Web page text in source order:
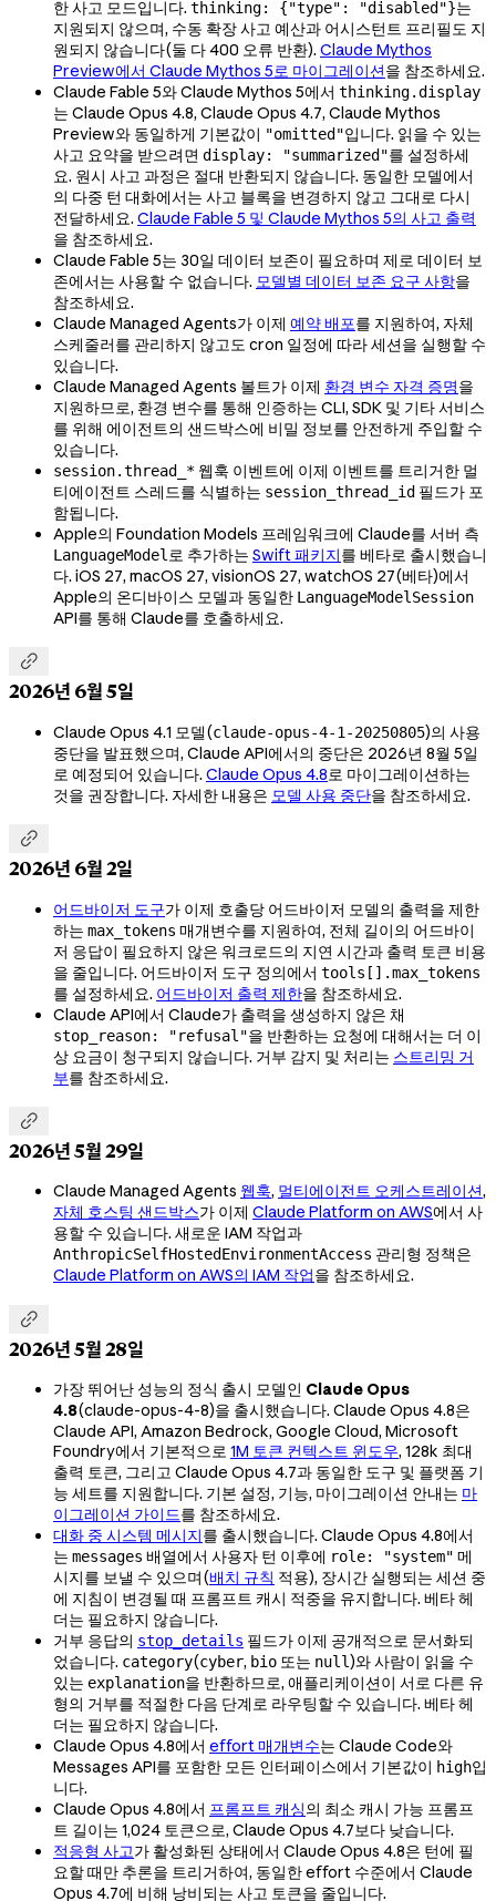
한 사고 모드입니다. thinking: {"type": "disabled"}는
지원되지 않으며, 수동 확장 사고 예산과 어시스턴트 프리필도 지
원되지 않습니다(둘 다 400 오류 반환). Claude Mythos
Preview에서 Claude Mythos 5로 마이그레이션을 참조하세요.
Claude Fable 5와 Claude Mythos 5에서 thinking.display
는 Claude Opus 4.8, Claude Opus 4.7, Claude Mythos
Preview와 동일하게 기본값이 "omitted"입니다. 읽을 수 있는
사고 요약을 받으려면 display: "summarized"를 설정하세
요. 원시 사고 과정은 절대 반환되지 않습니다. 동일한 모델에서
의 다중 턴 대화에서는 사고 블록을 변경하지 않고 그대로 다시
전달하세요. Claude Fable 5 및 Claude Mythos 5의 사고 출력
을 참조하세요.
Claude Fable 5는 30일 데이터 보존이 필요하며 제로 데이터 보
존에서는 사용할 수 없습니다. 모델별 데이터 보존 요구 사항을
참조하세요.
Claude Managed Agents가 이제 예약 배포를 지원하여, 자체
스케줄러를 관리하지 않고도 cron 일정에 따라 세션을 실행할 수
있습니다.
Claude Managed Agents 볼트가 이제 환경 변수 자격 증명을
지원하므로, 환경 변수를 통해 인증하는 CLI, SDK 및 기타 서비스
를 위해 에이전트의 샌드박스에 비밀 정보를 안전하게 주입할 수
있습니다.
session.thread_* 웹훅 이벤트에 이제 이벤트를 트리거한 멀
티에이전트 스레드를 식별하는 session_thread_id 필드가 포
함됩니다.
Apple의 Foundation Models 프레임워크에 Claude를 서버 측
LanguageModel 로 추가하는 Swift 패키지를 베타로 출시했습니
다. iOS 27, macOS 27, visionOS 27, watchOS 27(베타)에서
Apple의 온디바이스 모델과 동일한 LanguageModelSession
API를 통해 Claude를 호출하세요.

2026년 6월 5일
Claude Opus 4.1 모델(claude-opus-4-1-20250805)의 사용
중단을 발표했으며, Claude API에서의 중단은 2026년 8월 5일
로 예정되어 있습니다. Claude Opus 4.8로 마이그레이션하는
것을 권장합니다. 자세한 내용은 모델 사용 중단을 참조하세요.

2026년 6월 2일
어드바이저 도구가 이제 호출당 어드바이저 모델의 출력을 제한
하는 max_tokens 매개변수를 지원하여, 전체 길이의 어드바이
저 응답이 필요하지 않은 워크로드의 지연 시간과 출력 토큰 비용
을 줄입니다. 어드바이저 도구 정의에서 tools[].max_tokens
를 설정하세요. 어드바이저 출력 제한을 참조하세요.
Claude API에서 Claude가 출력을 생성하지 않은 채
stop_reason: "refusal"을 반환하는 요청에 대해서는 더 이
상 요금이 청구되지 않습니다. 거부 감지 및 처리는 스트리밍 거
부를 참조하세요.

2026년 5월 29일
Claude Managed Agents 웹훅, 멀티에이전트 오케스트레이션,
자체 호스팅 샌드박스가 이제 Claude Platform on AWS에서 사
용할 수 있습니다. 새로운 IAM 작업과
AnthropicSelfHostedEnvironmentAccess 관리형 정책은
Claude Platform on AWS의 IAM 작업을 참조하세요.

2026년 5월 28일
가장 뛰어난 성능의 정식 출시 모델인 Claude Opus
4.8(claude-opus-4-8)을 출시했습니다. Claude Opus 4.8은
Claude API, Amazon Bedrock, Google Cloud, Microsoft
Foundry에서 기본적으로 1M 토큰 컨텍스트 윈도우, 128k 최대
출력 토큰, 그리고 Claude Opus 4.7과 동일한 도구 및 플랫폼 기
능 세트를 지원합니다. 기본 설정, 기능, 마이그레이션 안내는 마
이그레이션 가이드를 참조하세요.
대화 중 시스템 메시지를 출시했습니다. Claude Opus 4.8에서
는 messages 배열에서 사용자 턴 이후에 role: "system" 메
시지를 보낼 수 있으며(배치 규칙 적용), 장시간 실행되는 세션 중
에 지침이 변경될 때 프롬프트 캐시 적중을 유지합니다. 베타 헤
더는 필요하지 않습니다.
거부 응답의 stop_details 필드가 이제 공개적으로 문서화되
었습니다. category(cyber, bio 또는 null)와 사람이 읽을 수
있는 explanation을 반환하므로, 애플리케이션이 서로 다른 유
형의 거부를 적절한 다음 단계로 라우팅할 수 있습니다. 베타 헤
더는 필요하지 않습니다.
Claude Opus 4.8에서 effort 매개변수는 Claude Code와
Messages API를 포함한 모든 인터페이스에서 기본값이 high입
니다.
Claude Opus 4.8에서 프롬프트 캐싱의 최소 캐시 가능 프롬프
트 길이는 1,024 토큰으로, Claude Opus 4.7보다 낮습니다.
적응형 사고가 활성화된 상태에서 Claude Opus 4.8은 턴에 필
요할 때만 추론을 트리거하여, 동일한 effort 수준에서 Claude
Opus 4.7에 비해 낭비되는 사고 토큰을 줄입니다.